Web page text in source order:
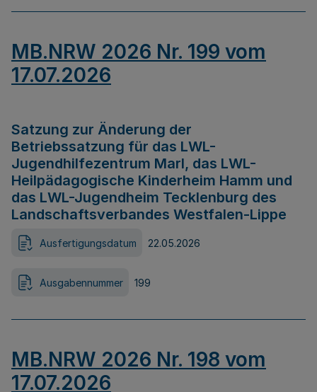
MB.NRW 2026 Nr. 199 vom
17.07.2026
Satzung zur Änderung der
Betriebssatzung für das LWL-
Jugendhilfezentrum Marl, das LWL-
Heilpädagogische Kinderheim Hamm und
das LWL-Jugendheim Tecklenburg des
Landschaftsverbandes Westfalen-Lippe
Ausfertigungsdatum 22.05.2026
Ausgabennummer 199
MB.NRW 2026 Nr. 198 vom
17.07.2026